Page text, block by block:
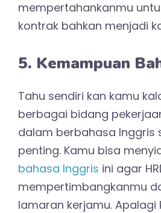
mempertahankanmu
kontrak bahkan menjadi
5. Kemampuan
Tahu sendiri kan kamu
berbagai bidang
dalam berbahasa Inggris
penting. Kamu bisa
bahasa Inggris ini agar
mempertimbangkanmu
lamaran kerjamu. Apalagi